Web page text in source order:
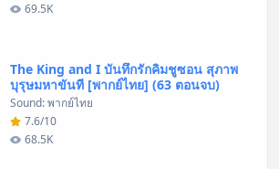
69.5K
The King and I บันทึกรักคิมชูซอน สุภาพ
บุรุษมหาขันที [พากย์ไทย] (63 ตอนจบ)
Sound: พากย์ไทย
7.6/10
68.5K